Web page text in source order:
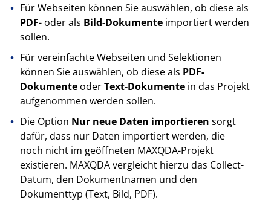
Für Webseiten können Sie auswählen, ob diese als
PDF- oder als Bild-Dokumenteimportiert werden
sollen.
Für vereinfachte Webseiten und Selektionen
können Sie auswählen, ob diese als PDF-
DokumenteoderText-Dokumentein das Projekt
aufgenommen werden sollen.
Die Option Nur neue Daten importieren sorgt
dafür, dass nur Daten importiert werden, die
noch nicht im geöffneten MAXQDA-Projekt
existieren. MAXQDA vergleicht hierzu das Collect-
Datum, den Dokumentnamen und den
Dokumenttyp (Text, Bild, PDF).